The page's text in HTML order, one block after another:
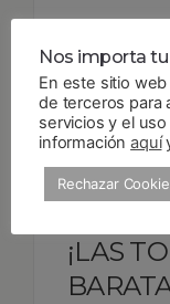
Read more
12DIC 2018
Utilización
¡LAS
Nos importa
En este sitio
de terceros para
servicios y el
informaciónaquí
Rechazar